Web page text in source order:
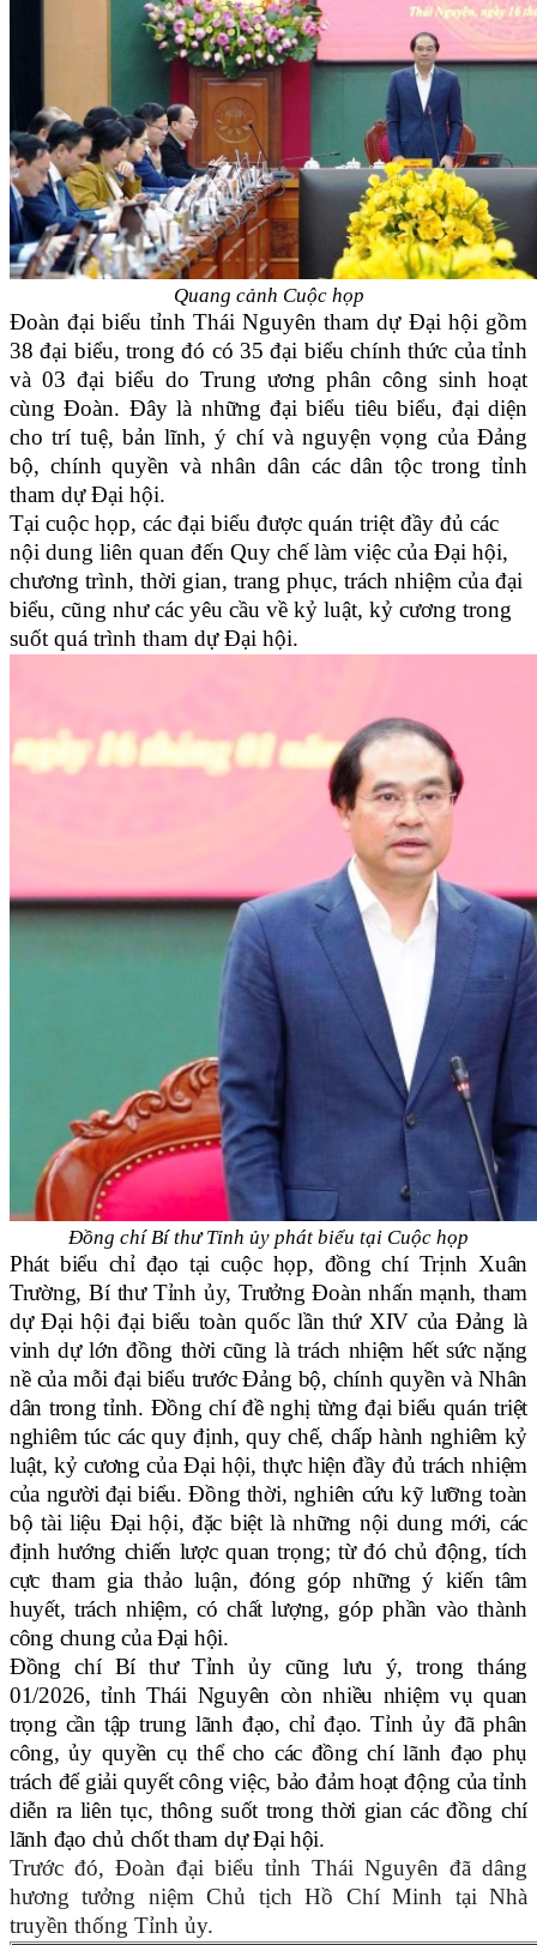
Quang cảnh Cuộc họp
Đoàn đại biểu tỉnh Thái Nguyên tham dự Đại hội gồm
38 đại biểu, trong đó có 35 đại biểu chính thức của tỉnh
và 03 đại biểu do Trung ương phân công sinh hoạt
cùng Đoàn. Đây là những đại biểu tiêu biểu, đại diện
cho trí tuệ, bản lĩnh, ý chí và nguyện vọng của Đảng
bộ, chính quyền và nhân dân các dân tộc trong tỉnh
tham dự Đại hội.
Tại cuộc họp, các đại biểu được quán triệt đầy đủ các
nội dung liên quan đến Quy chế làm việc của Đại hội,
chương trình, thời gian, trang phục, trách nhiệm của đại
biểu, cũng như các yêu cầu về kỷ luật, kỷ cương trong
suốt quá trình tham dự Đại hội.
Đồng chí Bí thư Tỉnh ủy phát biểu tại Cuộc họp
Phát biểu chỉ đạo tại cuộc họp, đồng chí Trịnh Xuân
Trường, Bí thư Tỉnh ủy, Trưởng Đoàn nhấn mạnh, tham
dự Đại hội đại biểu toàn quốc lần thứ XIV của Đảng là
vinh dự lớn đồng thời cũng là trách nhiệm hết sức nặng
nề của mỗi đại biểu trước Đảng bộ, chính quyền và Nhân
dân trong tỉnh. Đồng chí đề nghị từng đại biểu quán triệt
nghiêm túc các quy định, quy chế, chấp hành nghiêm kỷ
luật, kỷ cương của Đại hội, thực hiện đầy đủ trách nhiệm
của người đại biểu. Đồng thời, nghiên cứu kỹ lưỡng toàn
bộ tài liệu Đại hội, đặc biệt là những nội dung mới, các
định hướng chiến lược quan trọng; từ đó chủ động, tích
cực tham gia thảo luận, đóng góp những ý kiến tâm
huyết, trách nhiệm, có chất lượng, góp phần vào thành
công chung của Đại hội.
Đồng chí Bí thư Tỉnh ủy cũng lưu ý, trong tháng
01/2026, tỉnh Thái Nguyên còn nhiều nhiệm vụ quan
trọng cần tập trung lãnh đạo, chỉ đạo. Tỉnh ủy đã phân
công, ủy quyền cụ thể cho các đồng chí lãnh đạo phụ
trách để giải quyết công việc, bảo đảm hoạt động của tỉnh
diễn ra liên tục, thông suốt trong thời gian các đồng chí
lãnh đạo chủ chốt tham dự Đại hội.
Trước đó, Đoàn đại biểu tỉnh Thái Nguyên đã dâng
hương tưởng niệm Chủ tịch Hồ Chí Minh tại Nhà
truyền thống Tỉnh ủy.